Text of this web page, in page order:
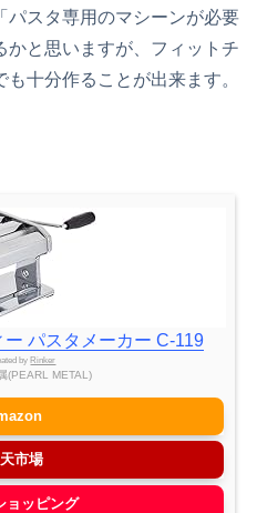
スタ専用のマシーンが必要
かと思いますが、フィットチ
十分作ることが出来ます。
パスタメーカー C-119
by Rinker
(PEARL METAL)
市場
ョッピング